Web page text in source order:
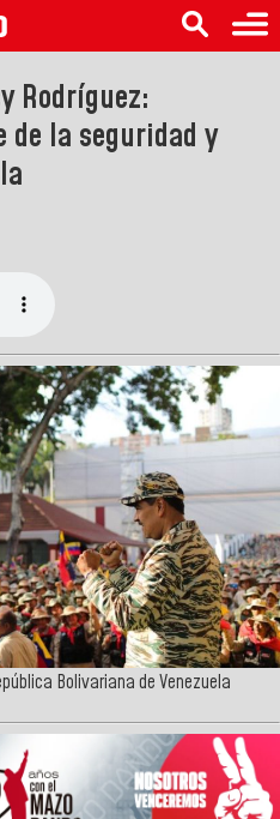
Rodríguez:
de la seguridad y
Bolivariana de Venezuela